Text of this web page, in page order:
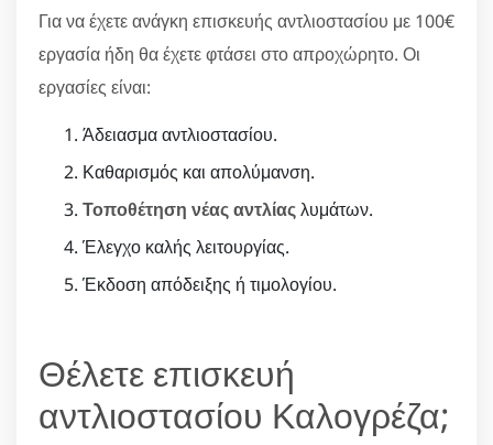
Για να έχετε ανάγκη επισκευής αντλιοστασίου με 100€
εργασία ήδη θα έχετε φτάσει στο απροχώρητο. Οι
εργασίες είναι:
Άδειασμα αντλιοστασίου.
Καθαρισμός και απολύμανση.
Τοποθέτηση νέας αντλίαςλυμάτων.
Έλεγχο καλής λειτουργίας.
Έκδοση απόδειξης ή τιμολογίου.
Θέλετε επισκευή
αντλιοστασίου Καλογρέζα;